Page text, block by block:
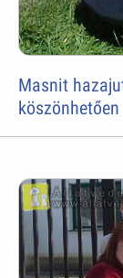
Masnit
köszönhetően